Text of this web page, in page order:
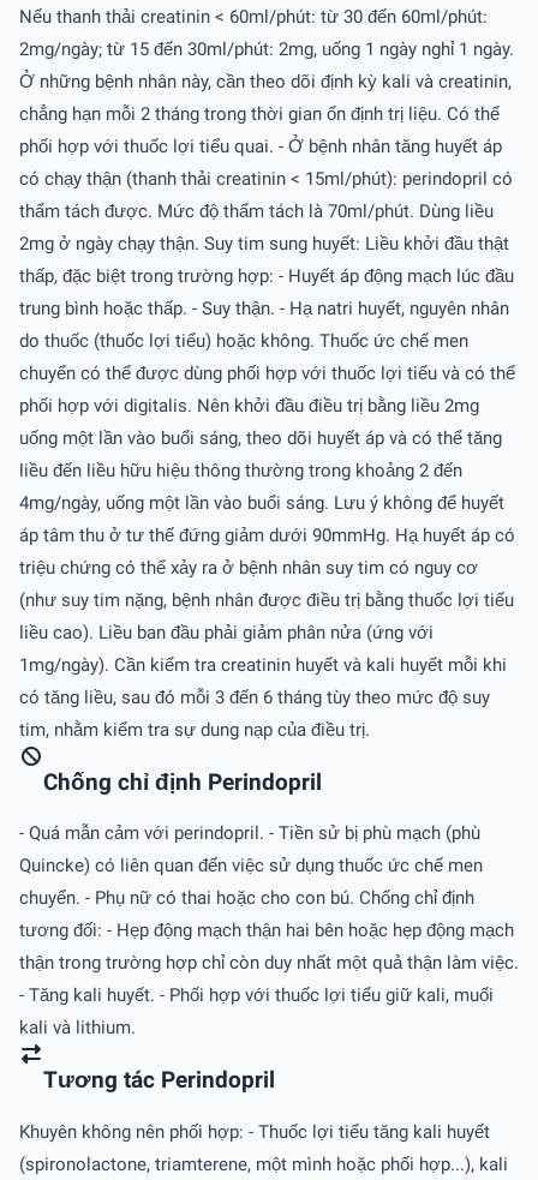
Nếu thanh thải creatinin < 60ml/phút: từ 30 đến 60ml/phút:
2mg/ngày; từ 15 đến 30ml/phút: 2mg, uống 1 ngày nghỉ 1 ngày.
Ở những bệnh nhân này, cần theo dõi định kỳ kali và creatinin,
chẳng hạn mỗi 2 tháng trong thời gian ổn định trị liệu. Có thể
phối hợp với thuốc lợi tiểu quai. - Ở bệnh nhân tăng huyết áp
có chạy thận (thanh thải creatinin < 15ml/phút): perindopril có
thẩm tách được. Mức độ thẩm tách là 70ml/phút. Dùng liều
2mg ở ngày chạy thận. Suy tim sung huyết: Liều khởi đầu thật
thấp, đặc biệt trong trường hợp: - Huyết áp động mạch lúc đầu
trung bình hoặc thấp. - Suy thận. - Hạ natri huyết, nguyên nhân
do thuốc (thuốc lợi tiểu) hoặc không. Thuốc ức chế men
chuyển có thể được dùng phối hợp với thuốc lợi tiểu và có thể
phối hợp với digitalis. Nên khởi đầu điều trị bằng liều 2mg
uống một lần vào buổi sáng, theo dõi huyết áp và có thể tăng
liều đến liều hữu hiệu thông thường trong khoảng 2 đến
4mg/ngày, uống một lần vào buổi sáng. Lưu ý không để huyết
áp tâm thu ở tư thế đứng giảm dưới 90mmHg. Hạ huyết áp có
triệu chứng có thể xảy ra ở bệnh nhân suy tim có nguy cơ
(như suy tim nặng, bệnh nhân được điều trị bằng thuốc lợi tiểu
liều cao). Liều ban đầu phải giảm phân nửa (ứng với
1mg/ngày). Cần kiểm tra creatinin huyết và kali huyết mỗi khi
có tăng liều, sau đó mỗi 3 đến 6 tháng tùy theo mức độ suy
tim, nhằm kiểm tra sự dung nạp của điều trị.
Chống chỉ định Perindopril
- Quá mẫn cảm với perindopril. - Tiền sử bị phù mạch (phù
Quincke) có liên quan đến việc sử dụng thuốc ức chế men
chuyển. - Phụ nữ có thai hoặc cho con bú. Chống chỉ định
tương đối: - Hẹp động mạch thận hai bên hoặc hẹp động mạch
thận trong trường hợp chỉ còn duy nhất một quả thận làm việc.
- Tăng kali huyết. - Phối hợp với thuốc lợi tiểu giữ kali, muối
kali và lithium.
Tương tác Perindopril
Khuyên không nên phối hợp: - Thuốc lợi tiểu tăng kali huyết
(spironolactone, triamterene, một mình hoặc phối hợp...), kali